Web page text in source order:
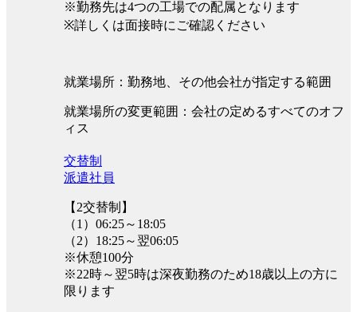
※勤務先は4つの工場での配属となります
※詳しくは面接時にご確認ください
就業場所：勤務地、その他会社が指定する範囲
就業場所の変更範囲：会社の定めるすべてのオフ
ィス
交替制
派遣社員
【2交替制】
（1）06:25～18:05
（2）18:25～翌06:05
※休憩100分
※22時～翌5時は深夜勤務のため18歳以上の方に
限ります